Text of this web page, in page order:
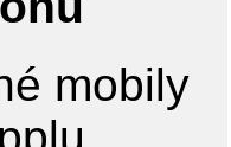
mobily